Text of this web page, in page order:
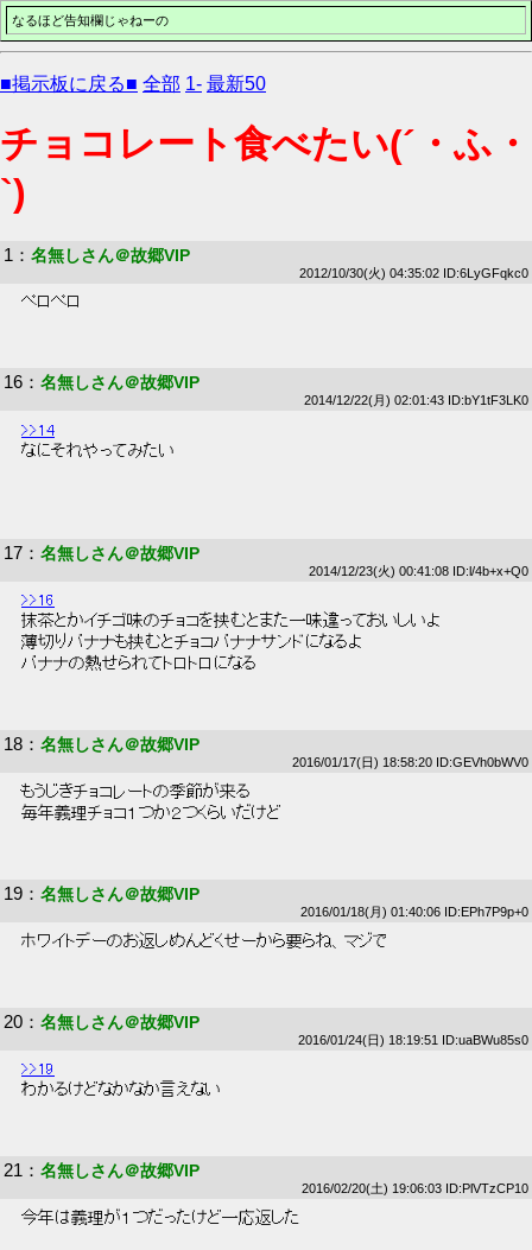
なるほど告知欄じゃねーの
■掲示板に戻る■ 全部 1- 最新50
チョコレート食べたい(´・ふ・
`)
1 ： 名無しさん＠故郷VIP
2012/10/30(火) 04:35:02 ID:6LyGFqkc0
ペロペロ
16 ： 名無しさん＠故郷VIP
2014/12/22(月) 02:01:43 ID:bY1tF3LK0
>>14
なにそれやってみたい
17 ： 名無しさん＠故郷VIP
2014/12/23(火) 00:41:08 ID:l/4b+x+Q0
>>16
抹茶とかイチゴ味のチョコを挟むとまた一味違っておいしいよ
薄切りバナナも挟むとチョコバナナサンドになるよ
バナナの熱せられてトロトロになる
18 ： 名無しさん＠故郷VIP
2016/01/17(日) 18:58:20 ID:GEVh0bWV0
もうじきチョコレートの季節が来る
毎年義理チョコ１つか２つくらいだけど
19 ： 名無しさん＠故郷VIP
2016/01/18(月) 01:40:06 ID:EPh7P9p+0
ホワイトデーのお返しめんどくせーから要らね、マジで
20 ： 名無しさん＠故郷VIP
2016/01/24(日) 18:19:51 ID:uaBWu85s0
>>19
わかるけどなかなか言えない
21 ： 名無しさん＠故郷VIP
2016/02/20(土) 19:06:03 ID:PlVTzCP10
今年は義理が１つだったけど一応返した